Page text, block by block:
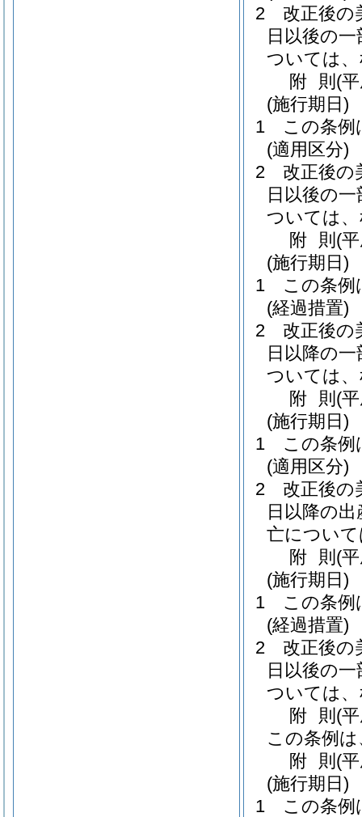
2
改正後の
日以後の
ついては
附 則 (
(施行期日)
1
この条例
(適用区分)
2
改正後の
日以後の
ついては
附 則 (
(施行期日)
1
この条例
(経過措置)
2
改正後の
日以降の
ついては
附 則 (
(施行期日)
1
この条例
(適用区分)
2
改正後の
日以降の
亡につい
附 則 (
(施行期日)
1
この条例
(経過措置)
2
改正後の
日以後の
ついては
附 則 (
この条例
附 則 (
(施行期日)
1
この条例